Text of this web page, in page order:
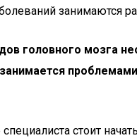
занимаются
головного мозга
стоит